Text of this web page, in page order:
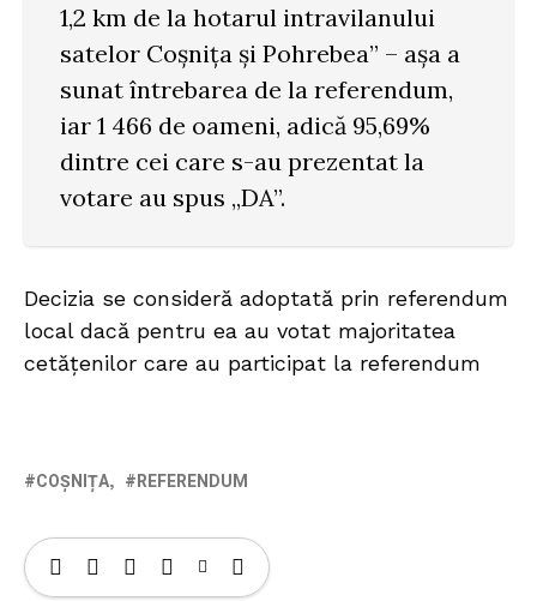
1,2 km de la hotarul intravilanului
satelor Coșnița și Pohrebea” – așa a
sunat întrebarea de la referendum,
iar 1 466 de oameni, adică 95,69%
dintre cei care s-au prezentat la
votare au spus „DA”.
Decizia se consideră adoptată prin referendum
local dacă pentru ea au votat majoritatea
cetățenilor care au participat la referendum
COȘNIȚA REFERENDUM